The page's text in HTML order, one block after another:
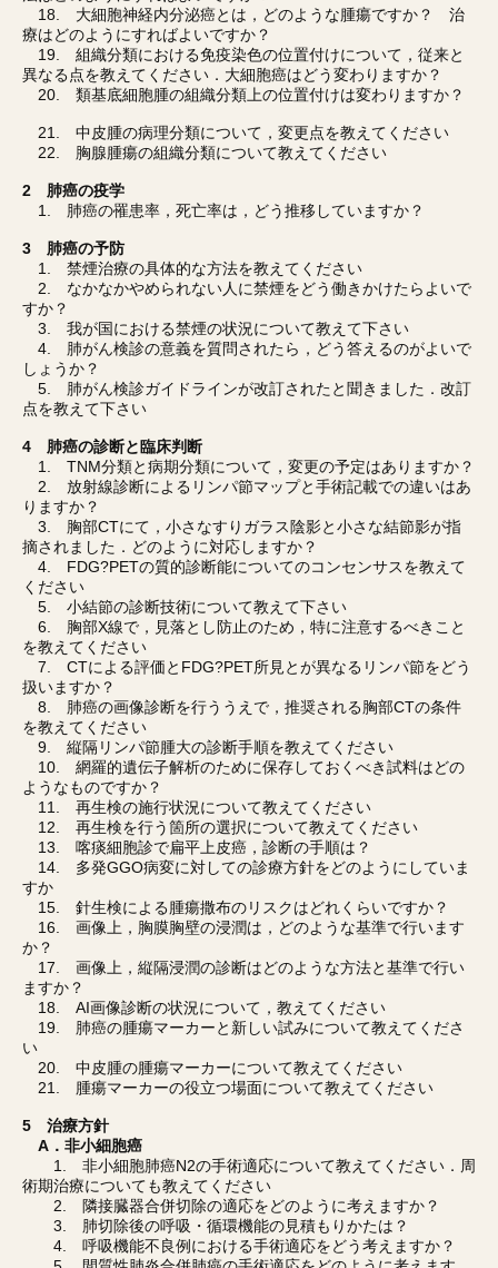
18. 大細胞神経内分泌癌とは，どのような腫瘍ですか？ 治
療はどのようにすればよいですか？
19. 組織分類における免疫染色の位置付けについて，従来と
異なる点を教えてください．大細胞癌はどう変わりますか？
20. 類基底細胞腫の組織分類上の位置付けは変わりますか？
21. 中皮腫の病理分類について，変更点を教えてください
22. 胸腺腫瘍の組織分類について教えてください
2 肺癌の疫学
1. 肺癌の罹患率，死亡率は，どう推移していますか？
3 肺癌の予防
1. 禁煙治療の具体的な方法を教えてください
2. なかなかやめられない人に禁煙をどう働きかけたらよいで
すか？
3. 我が国における禁煙の状況について教えて下さい
4. 肺がん検診の意義を質問されたら，どう答えるのがよいで
しょうか？
5. 肺がん検診ガイドラインが改訂されたと聞きました．改訂
点を教えて下さい
4 肺癌の診断と臨床判断
1. TNM分類と病期分類について，変更の予定はありますか？
2. 放射線診断によるリンパ節マップと手術記載での違いはあ
りますか？
3. 胸部CTにて，小さなすりガラス陰影と小さな結節影が指
摘されました．どのように対応しますか？
4. FDG?PETの質的診断能についてのコンセンサスを教えて
ください
5. 小結節の診断技術について教えて下さい
6. 胸部X線で，見落とし防止のため，特に注意するべきこと
を教えてください
7. CTによる評価とFDG?PET所見とが異なるリンパ節をどう
扱いますか？
8. 肺癌の画像診断を行ううえで，推奨される胸部CTの条件
を教えてください
9. 縦隔リンパ節腫大の診断手順を教えてください
10. 網羅的遺伝子解析のために保存しておくべき試料はどの
ようなものですか？
11. 再生検の施行状況について教えてください
12. 再生検を行う箇所の選択について教えてください
13. 喀痰細胞診で扁平上皮癌，診断の手順は？
14. 多発GGO病変に対しての診療方針をどのようにしていま
すか
15. 針生検による腫瘍撒布のリスクはどれくらいですか？
16. 画像上，胸膜胸壁の浸潤は，どのような基準で行います
か？
17. 画像上，縦隔浸潤の診断はどのような方法と基準で行い
ますか？
18. AI画像診断の状況について，教えてください
19. 肺癌の腫瘍マーカーと新しい試みについて教えてくださ
い
20. 中皮腫の腫瘍マーカーについて教えてください
21. 腫瘍マーカーの役立つ場面について教えてください
5 治療方針
A．非小細胞癌
1. 非小細胞肺癌N2の手術適応について教えてください．周
術期治療についても教えてください
2. 隣接臓器合併切除の適応をどのように考えますか？
3. 肺切除後の呼吸・循環機能の見積もりかたは？
4. 呼吸機能不良例における手術適応をどう考えますか？